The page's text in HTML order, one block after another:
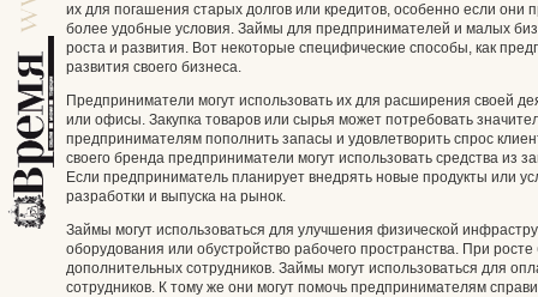
их для погашения старых долгов или кредитов, особенно если они
более удобные условия. Займы для предпринимателей и малых
роста и развития. Вот некоторые специфические способы, как
развития своего бизнеса.
Предприниматели могут использовать их для расширения своей
или офисы. Закупка товаров или сырья может потребовать
предпринимателям пополнить запасы и удовлетворить спрос
своего бренда предприниматели могут использовать средства из
Если предприниматель планирует внедрять новые продукты или
разработки и выпуска на рынок.
Займы могут использоваться для улучшения физической
оборудования или обустройство рабочего пространства. При
дополнительных сотрудников. Займы могут использоваться для
сотрудников. К тому же они могут помочь предпринимателям